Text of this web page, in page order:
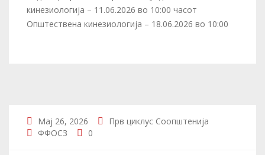
кинезиологија – 11.06.2026 во 10:00 часот
Општествена кинезиологија – 18.06.2026 во 10:00
Мај 26, 2026 Прв циклус Соопштенија
ФФОСЗ
0